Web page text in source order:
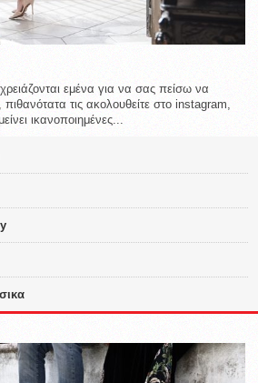
εμένα για να σας πείσω να
πιθανότατα τις ακολουθείτε στο instagram,
ικανοποιημένες...